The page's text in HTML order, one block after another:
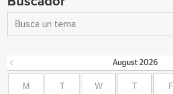
August 2026
M W F